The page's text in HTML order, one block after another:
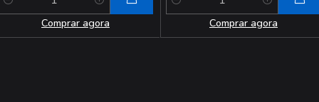
Comprar agora
Quantidade
Comprar agora